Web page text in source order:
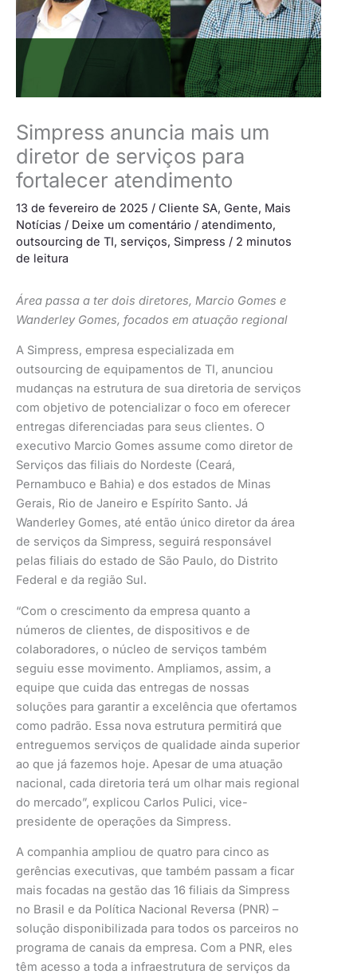
Simpress anuncia mais um
diretor de serviços para
fortalecer atendimento
13 de fevereiro de 2025 / Cliente SA, Gente, Mais
Notícias / Deixe um comentário / atendimento,
outsourcing de TI, serviços, Simpress / 2 minutos
de leitura
Área passa a ter dois diretores, Marcio Gomes e
Wanderley Gomes, focados em atuação regional
A Simpress, empresa especializada em
outsourcing de equipamentos de TI, anunciou
mudanças na estrutura de sua diretoria de serviços
com objetivo de potencializar o foco em oferecer
entregas diferenciadas para seus clientes. O
executivo Marcio Gomes assume como diretor de
Serviços das filiais do Nordeste (Ceará,
Pernambuco e Bahia) e dos estados de Minas
Gerais, Rio de Janeiro e Espírito Santo. Já
Wanderley Gomes, até então único diretor da área
de serviços da Simpress, seguirá responsável
pelas filiais do estado de São Paulo, do Distrito
Federal e da região Sul.
“Com o crescimento da empresa quanto a
números de clientes, de dispositivos e de
colaboradores, o núcleo de serviços também
seguiu esse movimento. Ampliamos, assim, a
equipe que cuida das entregas de nossas
soluções para garantir a excelência que ofertamos
como padrão. Essa nova estrutura permitirá que
entreguemos serviços de qualidade ainda superior
ao que já fazemos hoje. Apesar de uma atuação
nacional, cada diretoria terá um olhar mais regional
do mercado”, explicou Carlos Pulici, vice-
presidente de operações da Simpress.
A companhia ampliou de quatro para cinco as
gerências executivas, que também passam a ficar
mais focadas na gestão das 16 filiais da Simpress
no Brasil e da Política Nacional Reversa (PNR) –
solução disponibilizada para todos os parceiros no
programa de canais da empresa. Com a PNR, eles
têm acesso a toda a infraestrutura de serviços da